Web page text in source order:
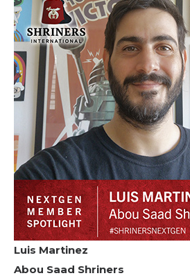
Luis Martinez
Abou Saad Shriners